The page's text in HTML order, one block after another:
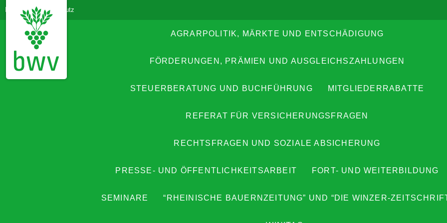
ImpressumDatenschutz
AGRARPOLITIK, MÄRKTE UND ENTSCHÄDIGUNG
FÖRDERUNGEN, PRÄMIEN UND AUSGLEICHSZAHLUNGEN
STEUERBERATUNG UND BUCHFÜHRUNG MITGLIEDERRABATTE
REFERAT FÜR VERSICHERUNGSFRAGEN
RECHTSFRAGEN UND SOZIALE ABSICHERUNG
PRESSE- UND ÖFFENTLICHKEITSARBEIT FORT- UND WEITERBILDUNG
SEMINARE “RHEINISCHE BAUERNZEITUNG” UND “DIE WINZER-